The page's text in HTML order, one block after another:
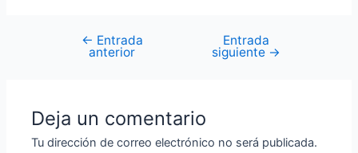
Navegación
← Entrada
anterior
Entrada
siguiente →
Deja un comentario
Tu dirección de correo electrónico no será publicada.